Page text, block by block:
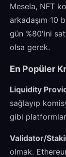
Mesela, NFT
arkadaşım 10
gün %80'ini
olsa gerek.
En Popüler
Liquidity
sağlayıp
gibi
Validator/
olmak.